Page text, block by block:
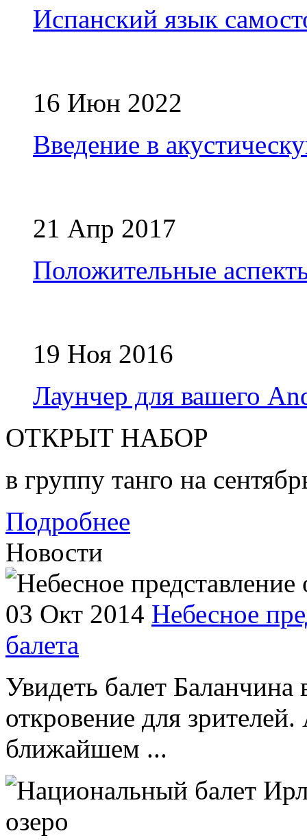
Испанский язык
16 Июн 2022
Введение в
21 Апр 2017
Положительные
19 Ноя 2016
Лаунчер для вашего
ОТКРЫТ НАБОР
в группу танго на
Подробнее
Новости
03 Окт 2014 Небесное
балета
Увидеть балет
откровение для
ближайшем ...